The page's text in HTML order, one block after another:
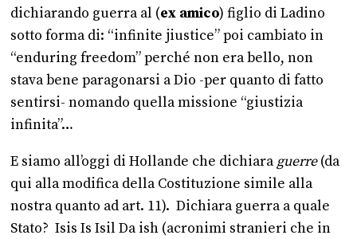
dichiarando guerra al (ex amico) figlio di Ladino
sotto forma di: “infinite jiustice” poi cambiato in
“enduring freedom” perché non era bello, non
stava bene paragonarsi a Dio -per quanto di fatto
sentirsi- nomando quella missione “giustizia
infinita”…
E siamo all’oggi di Hollande che dichiaraguerre(da
qui alla modifica della Costituzione simile alla
nostra quanto ad art. 11). Dichiara guerra a quale
Stato? Isis Is Isil Da ish (acronimi stranieri che in